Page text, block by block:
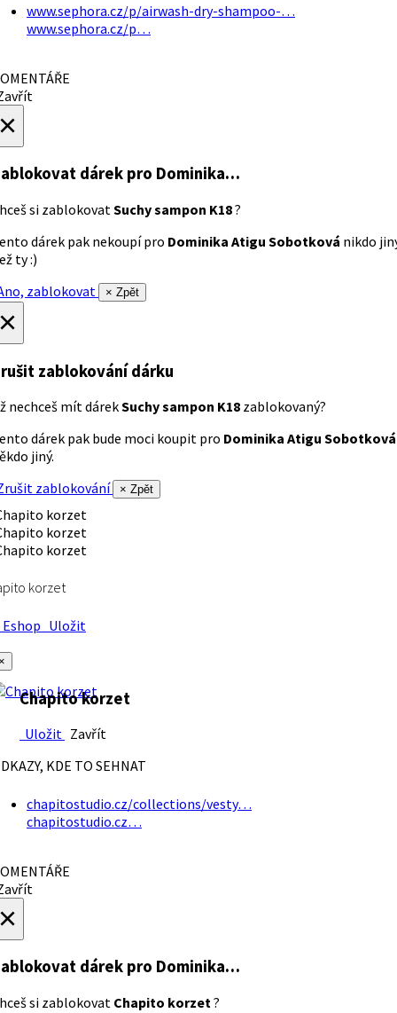
www.sephora.cz/p/airwash-dry-shampoo-…
www.sephora.cz/p…
dárek pro Dominika…
si zablokovatSuchy sampon K18?
dárek pak nekoupí pro Dominika Atigu Sobotková nikdo
ty :)
zablokovat
× Zpět
zablokování dárku
nechceš mít dárekSuchy sampon K18 zablokovaný?
dárek pak bude moci koupit pro Dominika Atigu Sobotková
jiný.
zablokování
× Zpět
korzet
Uložit
Chapito korzet
Uložit Zavřít
KDE TO SEHNAT
chapitostudio.cz/collections/vesty…
chapitostudio.cz…
dárek pro Dominika…
si zablokovat Chapito korzet?